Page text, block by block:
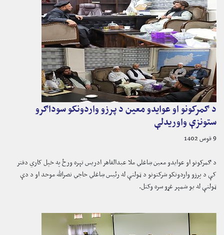
د ګمرکونو او عوایدو معین د پرزو واردونکو سوداګرو
ستونزې واوریدلې
9 قوس 1402
د ګمرکونو او عوایدو معین ښاغلي ملا عبدالقاهر ادریس تېره ورځ په خپل کاري دفتر
کې د پرزو واردونکو شرکتونو د ټولنې له رئیس ښاغلي حاجي نصرالله موحد او د دې
ټولنې له یو شمېر غړو سره وکتل.